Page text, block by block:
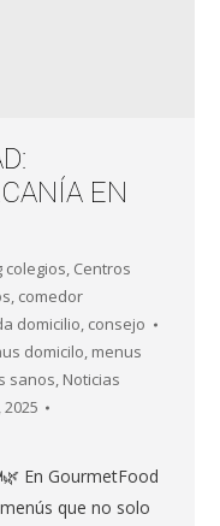
EN
colegios, Centros
, comedor
domicilio, consejo
domicilo, menus
sanos, Noticias
2025
En GourmetFood
que no solo